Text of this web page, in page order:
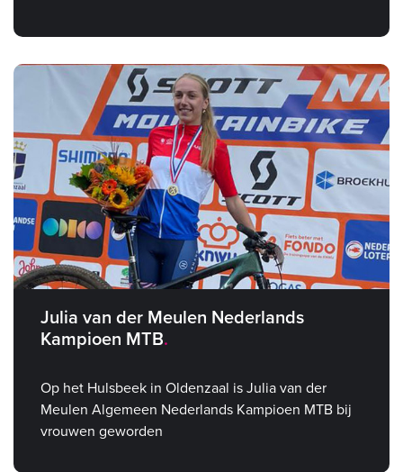
Julia van der Meulen Nederlands
Kampioen MTB
Op het Hulsbeek in Oldenzaal is Julia van der
Meulen Algemeen Nederlands Kampioen MTB bij
vrouwen geworden